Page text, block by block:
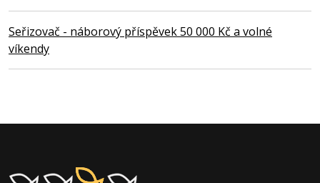
Seřizovač - náborový příspěvek 50 000 Kč a volné
víkendy